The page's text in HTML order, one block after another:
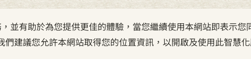
並有助於為您提供更佳的體驗，當您繼續使用本網站即表示您
建議您允許本網站取得您的位置資訊，以開啟及使用此智慧化